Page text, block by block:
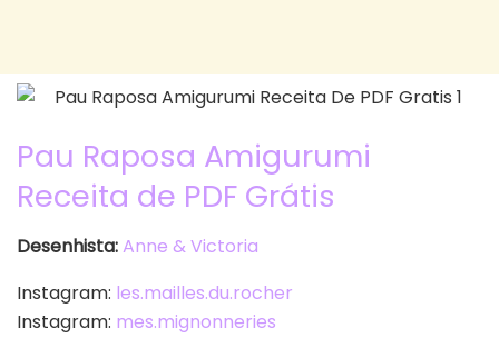
Pau Raposa Amigurumi
Receita de PDF Grátis
Desenhista:Anne & Victoria
Instagram: les.mailles.du.rocher
Instagram: mes.mignonneries